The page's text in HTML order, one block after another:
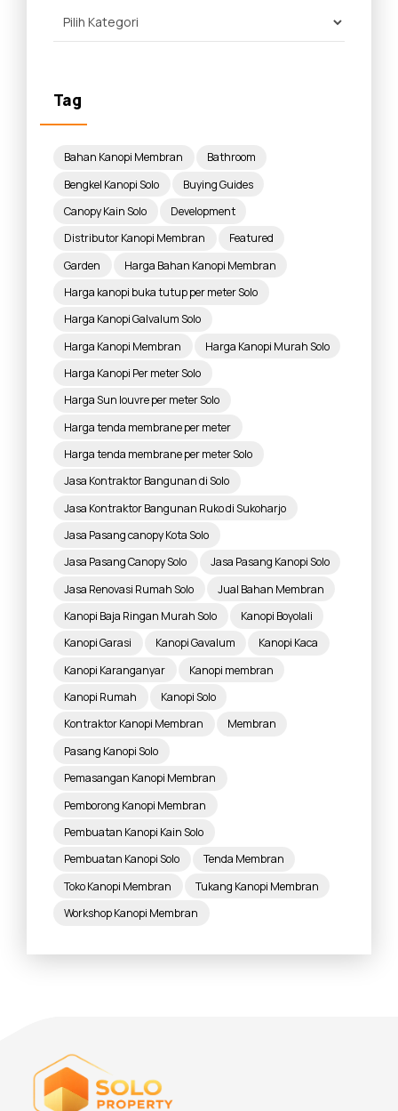
Tag
Bahan Kanopi Membran
Bathroom
Bengkel Kanopi Solo
Buying Guides
Canopy Kain Solo
Development
Distributor Kanopi Membran
Featured
Garden
Harga Bahan Kanopi Membran
Harga kanopi buka tutup per meter Solo
Harga Kanopi Galvalum Solo
Harga Kanopi Membran
Harga Kanopi Murah Solo
Harga Kanopi Per meter Solo
Harga Sun louvre per meter Solo
Harga tenda membrane per meter
Harga tenda membrane per meter Solo
Jasa Kontraktor Bangunan di Solo
Jasa Kontraktor Bangunan Ruko di Sukoharjo
Jasa Pasang canopy Kota Solo
Jasa Pasang Canopy Solo
Jasa Pasang Kanopi Solo
Jasa Renovasi Rumah Solo
Jual Bahan Membran
Kanopi Baja Ringan Murah Solo
Kanopi Boyolali
Kanopi Garasi
Kanopi Gavalum
Kanopi Kaca
Kanopi Karanganyar
Kanopi membran
Kanopi Rumah
Kanopi Solo
Kontraktor Kanopi Membran
Membran
Pasang Kanopi Solo
Pemasangan Kanopi Membran
Pemborong Kanopi Membran
Pembuatan Kanopi Kain Solo
Pembuatan Kanopi Solo
Tenda Membran
Toko Kanopi Membran
Tukang Kanopi Membran
Workshop Kanopi Membran